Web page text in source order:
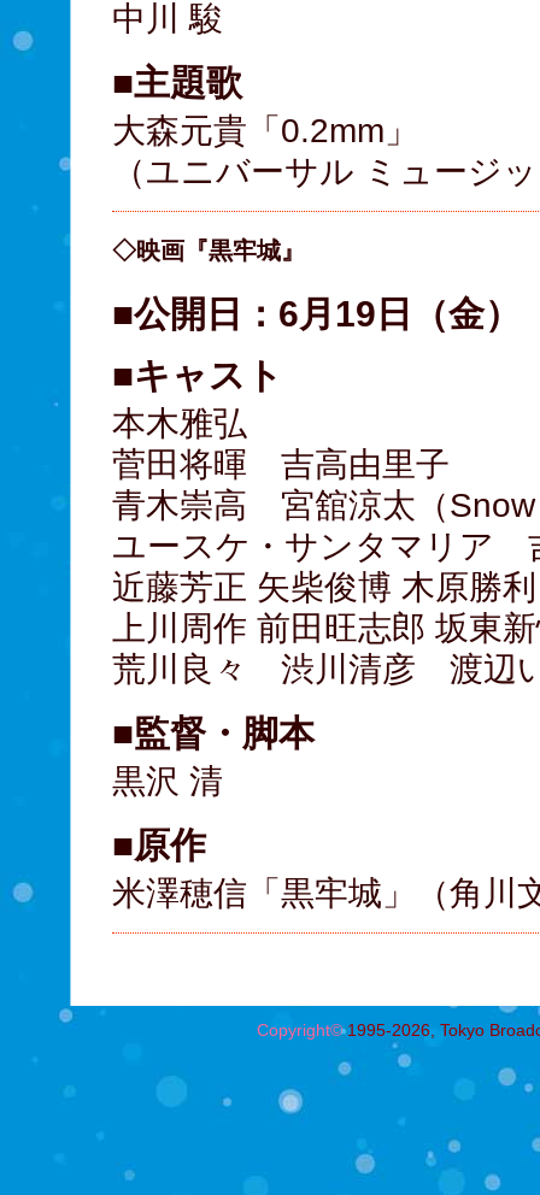
中川 駿
■主題歌
大森元貴「0.2mm」
（ユニバーサル ミュージ
◇映画『黒牢城』
■公開日：6月19日（金）
■キャスト
本木雅弘
菅田将暉 吉高由里子
青木崇高 宮舘涼太（
ユースケ・サンタマリア
近藤芳正 矢柴俊博 木原勝
上川周作 前田旺志郎 坂東
荒川良々 渋川清彦 渡辺
■監督・脚本
黒沢 清
■原作
米澤穂信「黒牢城」（角川
Copyright©1995-2026, Tokyo